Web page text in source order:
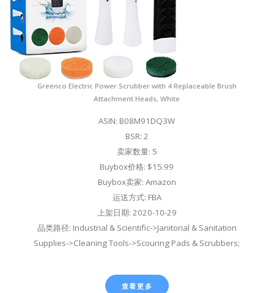
Greenco Electric Power Scrubber with 4 Replaceable Brush
Attachment Heads, White
ASIN: B08M91DQ3W
BSR: 2
卖家数量: 5
Buybox价格: $15.99
Buybox卖家: Amazon
运送方式: FBA
上架日期: 2020-10-29
品类路径: Industrial & Scientific->Janitorial & Sanitation
Supplies->Cleaning Tools->Scouring Pads & Scrubbers;
查看更多